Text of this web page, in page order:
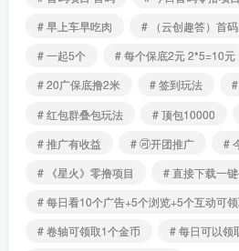
# 早上车早吃肉
# （云创趣答）首
# 一起5个
# 每个保底2元 2*5=10元
# 20广保底撸2米
# 签到玩法
# 红包群叠包玩法
# 顶包10000
# 推广有收益
# 🉑开团推广
#
# 《星火》零撸项目
# 直接下载一
# 每日看10个广告+5个浏览+5个互动可
# 卷轴可领取1个金币
# 每日可以领